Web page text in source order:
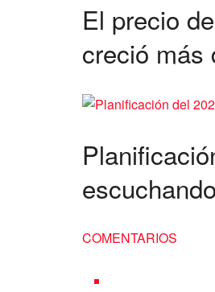
El precio
creció más
COMENTARIOS